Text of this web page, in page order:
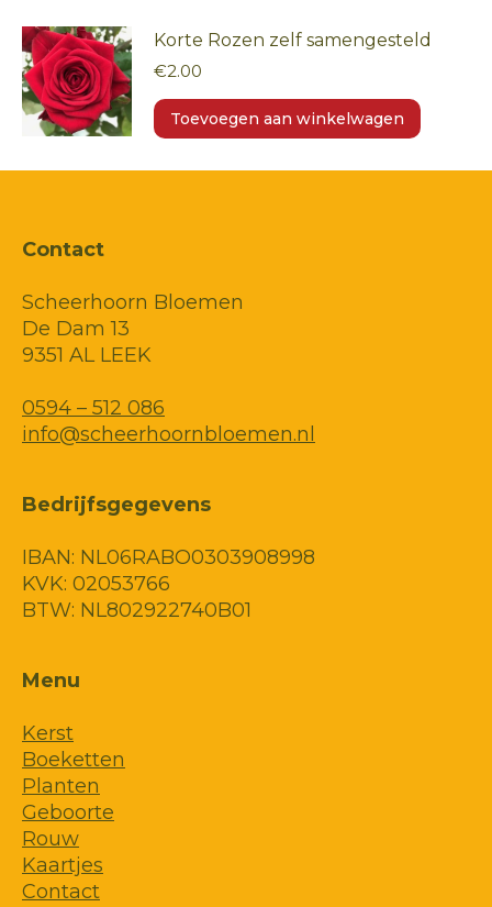
Korte Rozen zelf samengesteld
€2.00
Toevoegen aan winkelwagen
Contact
Scheerhoorn Bloemen
De Dam 13
9351 AL LEEK
0594 – 512 086
info@scheerhoornbloemen.nl
Bedrijfsgegevens
IBAN: NL06RABO0303908998
KVK: 02053766
BTW: NL802922740B01
Menu
Kerst
Boeketten
Planten
Geboorte
Rouw
Kaartjes
Contact